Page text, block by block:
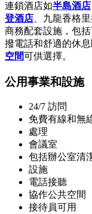
連鎖酒店如半島酒店
登酒店 、九龍香格
商務配套設施，包
撥電話和舒適的休
空間可供選擇。
公用事業和設施
24/7 訪問
免費有線和無
處理
會議室
包括辦公室清
設施
電話接聽
協作公共空間
接待員可用